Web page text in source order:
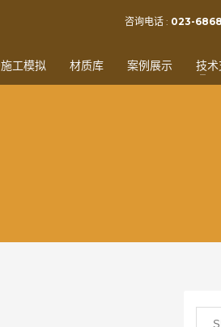
Sat -
咨询电话 : 023-
工模拟 材质库 案例展示 技